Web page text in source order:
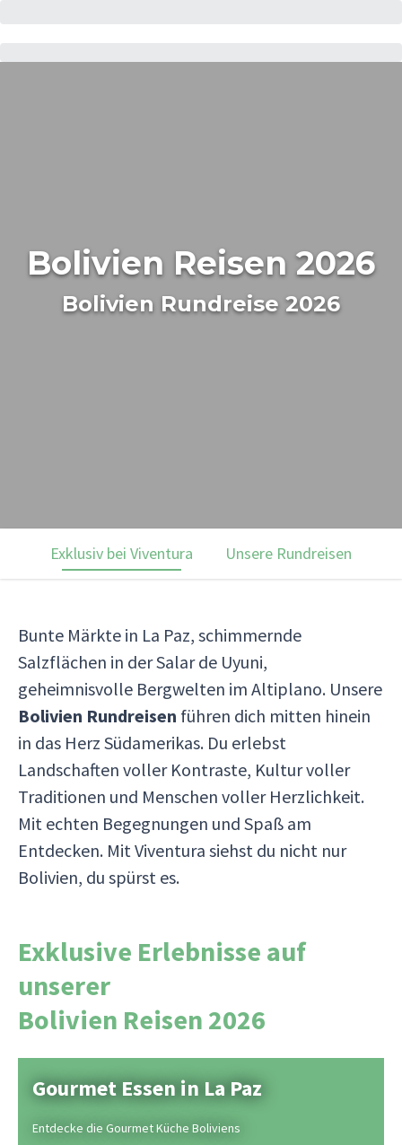
Bolivien Reisen 2026
Bolivien Rundreise 2026
Exklusiv bei Viventura Unsere Rundreisen
Bunte Märkte in La Paz, schimmernde
Salzflächen in der Salar de Uyuni,
geheimnisvolle Bergwelten im Altiplano. Unsere
Bolivien Rundreisen führen dich mitten hinein
in das Herz Südamerikas. Du erlebst
Landschaften voller Kontraste, Kultur voller
Traditionen und Menschen voller Herzlichkeit.
Mit echten Begegnungen und Spaß am
Entdecken. Mit Viventura siehst du nicht nur
Bolivien, du spürst es.
Exklusive Erlebnisse auf
unserer
Bolivien Reisen 2026
Gourmet Essen in La Paz
Entdecke die Gourmet Küche Boliviens